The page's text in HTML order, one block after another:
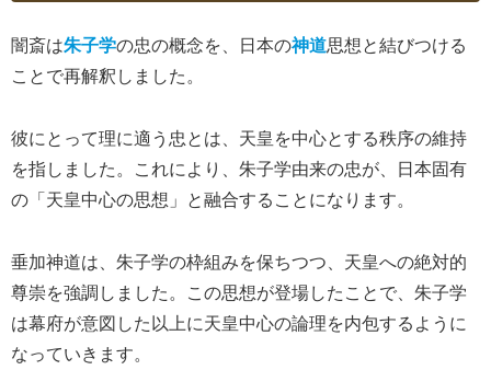
闇斎は朱子学の忠の概念を、日本の神道思想と結びつける
ことで再解釈しました。
彼にとって理に適う忠とは、天皇を中心とする秩序の維持
を指しました。これにより、朱子学由来の忠が、日本固有
の「天皇中心の思想」と融合することになります。
垂加神道は、朱子学の枠組みを保ちつつ、天皇への絶対的
尊崇を強調しました。この思想が登場したことで、朱子学
は幕府が意図した以上に天皇中心の論理を内包するように
なっていきます。